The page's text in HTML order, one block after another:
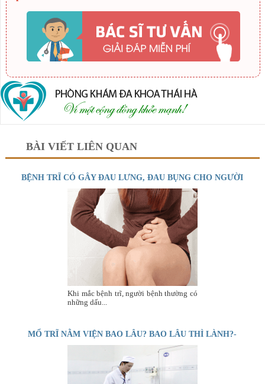
BÀI VIẾT LIÊN QUAN
BỆNH TRĨ CÓ GÂY ĐAU LƯNG, ĐAU BỤNG CHO NGƯỜI
BỆNH KHÔNG?
Khi mắc bệnh trĩ, người bệnh thường có
những dấu...
MỔ TRĨ NẰM VIỆN BAO LÂU? BAO LÂU THÌ LÀNH?-
PHÒNG KHÁM THÁI HÀ